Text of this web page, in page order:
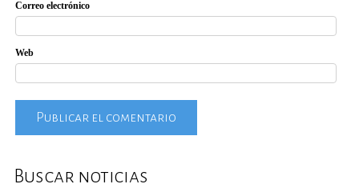
Correo electrónico
Web
Buscar noticias